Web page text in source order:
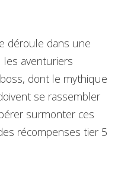
déroule dans une
aventuriers
dont le mythique
se rassembler
surmonter ces
récompenses tier 5